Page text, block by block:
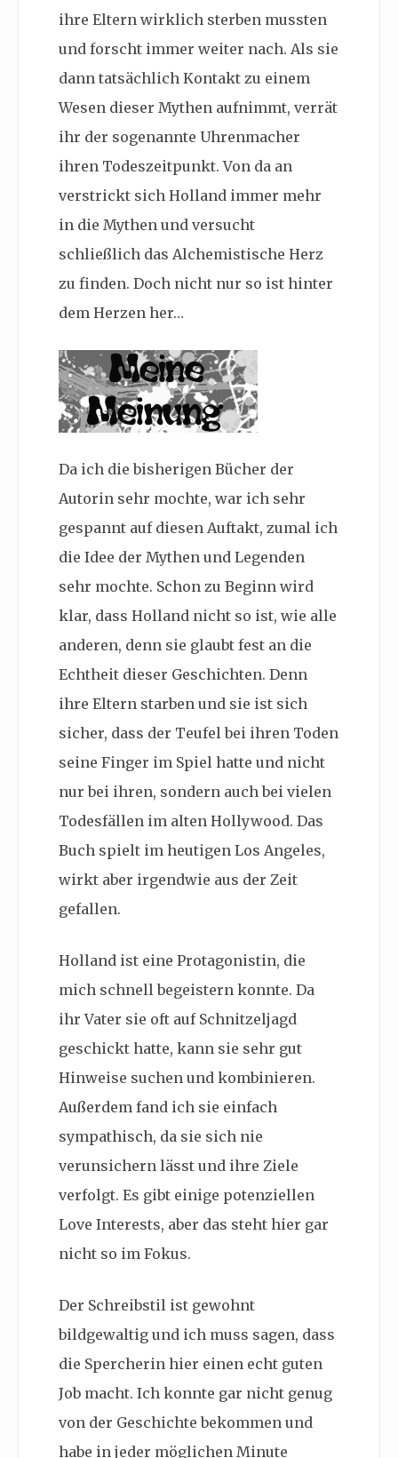
ihre Eltern wirklich sterben mussten
und forscht immer weiter nach. Als sie
dann tatsächlich Kontakt zu einem
Wesen dieser Mythen aufnimmt, verrät
ihr der sogenannte Uhrenmacher
ihren Todeszeitpunkt. Von da an
verstrickt sich Holland immer mehr
in die Mythen und versucht
schließlich das Alchemistische Herz
zu finden. Doch nicht nur so ist hinter
dem Herzen her…
Da ich die bisherigen Bücher der
Autorin sehr mochte, war ich sehr
gespannt auf diesen Auftakt, zumal ich
die Idee der Mythen und Legenden
sehr mochte. Schon zu Beginn wird
klar, dass Holland nicht so ist, wie alle
anderen, denn sie glaubt fest an die
Echtheit dieser Geschichten. Denn
ihre Eltern starben und sie ist sich
sicher, dass der Teufel bei ihren Toden
seine Finger im Spiel hatte und nicht
nur bei ihren, sondern auch bei vielen
Todesfällen im alten Hollywood. Das
Buch spielt im heutigen Los Angeles,
wirkt aber irgendwie aus der Zeit
gefallen.
Holland ist eine Protagonistin, die
mich schnell begeistern konnte. Da
ihr Vater sie oft auf Schnitzeljagd
geschickt hatte, kann sie sehr gut
Hinweise suchen und kombinieren.
Außerdem fand ich sie einfach
sympathisch, da sie sich nie
verunsichern lässt und ihre Ziele
verfolgt. Es gibt einige potenziellen
Love Interests, aber das steht hier gar
nicht so im Fokus.
Der Schreibstil ist gewohnt
bildgewaltig und ich muss sagen, dass
die Spercherin hier einen echt guten
Job macht. Ich konnte gar nicht genug
von der Geschichte bekommen und
habe in jeder möglichen Minute